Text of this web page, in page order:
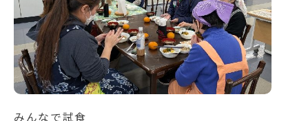
みんなで試食